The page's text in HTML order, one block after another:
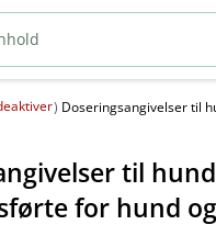
) Doseringsangivelser til
til
for hund